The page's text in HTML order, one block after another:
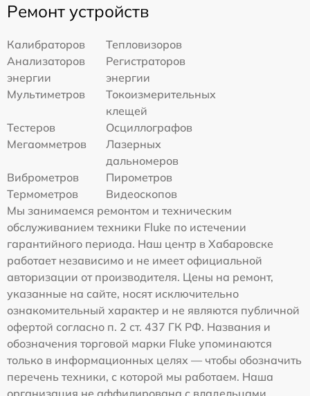
Ремонт устройств
Калибраторов
Тепловизоров
Анализаторов
энергии
Регистраторов
энергии
Мультиметров
Токоизмерительных
клещей
Тестеров
Осциллографов
Мегаомметров
Лазерных
дальномеров
Виброметров
Пирометров
Термометров
Видеоскопов
Мы занимаемся ремонтом и техническим
обслуживанием техники Fluke по истечении
гарантийного периода. Наш центр в Хабаровске
работает независимо и не имеет официальной
авторизации от производителя. Цены на ремонт,
указанные на сайте, носят исключительно
ознакомительный характер и не являются публичной
офертой согласно п. 2 ст. 437 ГК РФ. Названия и
обозначения торговой марки Fluke упоминаются
только в информационных целях — чтобы обозначить
перечень техники, с которой мы работаем. Наша
организация не аффилирована с владельцами